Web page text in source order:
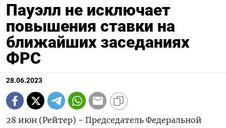
Пауэлл не исключает
повышения ставки на
ближайших заседаниях
ФРС
28.06.2023
28 июн (Рейтер) - Председатель Федеральной